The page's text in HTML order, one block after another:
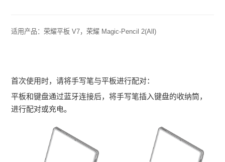
适用产品： 荣耀平板 V7，荣耀 Magic-Pencil 2(All)
首次使用时，请将手写笔与平板进行配对：
平板和键盘通过蓝牙连接后，将手写笔插入键盘的收纳筒，
进行配对或充电。